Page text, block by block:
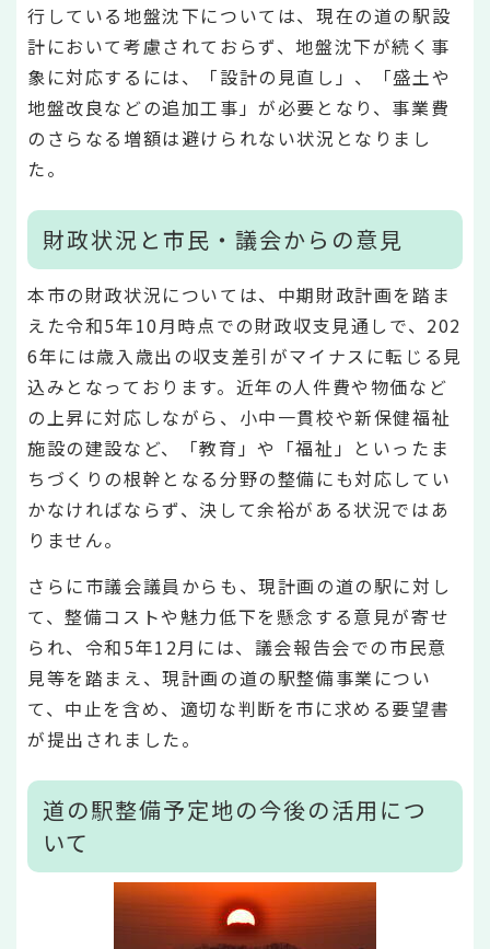
行している地盤沈下については、現在の道の駅設
計において考慮されておらず、地盤沈下が続く事
象に対応するには、「設計の見直し」、「盛土や
地盤改良などの追加工事」が必要となり、事業費
のさらなる増額は避けられない状況となりまし
た。
財政状況と市民・議会からの意見
本市の財政状況については、中期財政計画を踏ま
えた令和5年10月時点での財政収支見通しで、202
6年には歳入歳出の収支差引がマイナスに転じる見
込みとなっております。近年の人件費や物価など
の上昇に対応しながら、小中一貫校や新保健福祉
施設の建設など、「教育」や「福祉」といったま
ちづくりの根幹となる分野の整備にも対応してい
かなければならず、決して余裕がある状況ではあ
りません。
さらに市議会議員からも、現計画の道の駅に対し
て、整備コストや魅力低下を懸念する意見が寄せ
られ、令和5年12月には、議会報告会での市民意
見等を踏まえ、現計画の道の駅整備事業につい
て、中止を含め、適切な判断を市に求める要望書
が提出されました。
道の駅整備予定地の今後の活用につ
いて